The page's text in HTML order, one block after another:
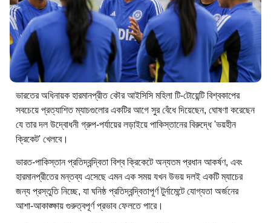
ভারতের অধিনায়ক হারমানপ্রীত কৌর আইসিসি মহিলা টি-টোয়েন্টি বিশ্বকাপের
সবচেয়ে প্রত্যাশিত ম্যাচগুলোর একটির আগে সুর বেঁধে দিয়েছেন, ঘোষণা করেছেন
যে তার দল উদ্বোধনী গ্রুপ-পর্যায়ের লড়াইয়ে পাকিস্তানের বিরুদ্ধে 'ভয়হীন
ক্রিকেট' খেলবে।
ভারত-পাকিস্তান প্রতিদ্বন্দ্বিতা বিশ্ব ক্রিকেটে অন্যতম প্রধান আকর্ষণ, এবং
হারমানপ্রীতের মন্তব্য এসেছে এমন এক সময় যখন উভয় দলই একটি ম্যাচের
জন্য প্রস্তুতি নিচ্ছে, যা ঘনিষ্ঠ প্রতিদ্বন্দ্বিতাপূর্ণ টুর্নামেন্টে যোগ্যতা অর্জনের
আশা-আকাঙ্ক্ষায় গুরুত্বপূর্ণ প্রভাব ফেলতে পারে।